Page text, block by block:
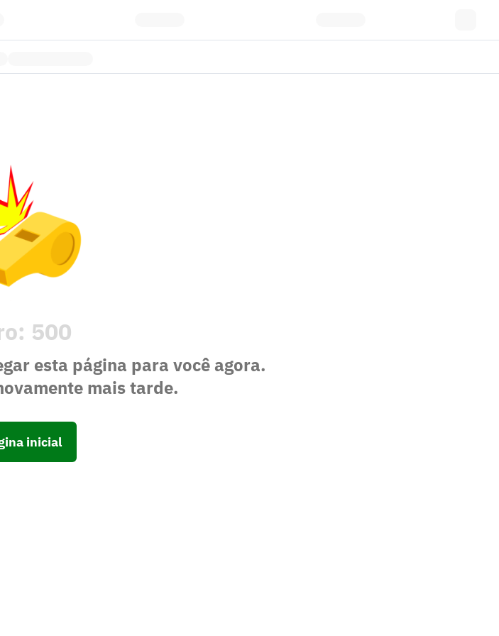
500
esta página para você agora.
mais tarde.
inicial